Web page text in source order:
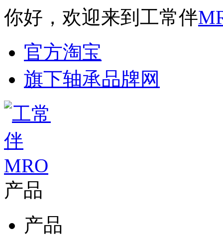
你好，欢迎来到工常伴
官方淘宝
旗下轴承品牌网
产品
产品